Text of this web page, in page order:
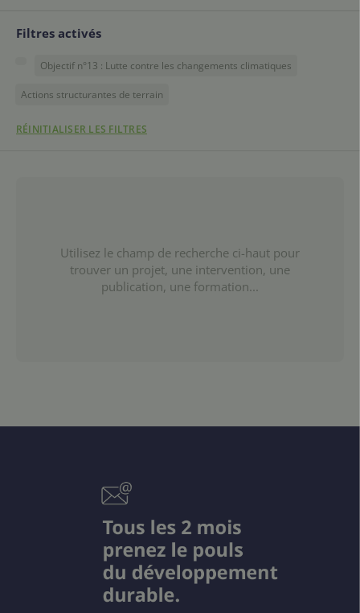
Filtres activés
Objectif n°13 : Lutte contre les changements climatiques
Actions structurantes de terrain
RÉINITIALISER LES FILTRES
Utilisez le champ de recherche ci-haut pour
trouver un projet, une intervention, une
publication, une formation...